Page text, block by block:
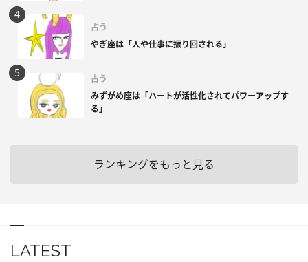
占う
やぎ座は「人や仕事に振り回される」
占う
みずがめ座は「ハートが活性化されてパワーアップす
る」
ランキングをもっと見る
LATEST